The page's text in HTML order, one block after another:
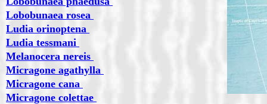
Lobobunaea rosea
Ludia orinoptena
Ludia tessmani
Melanocera nereis
Micragone agathylla
Micragone cana
Micragone colettae